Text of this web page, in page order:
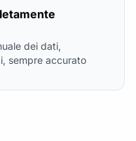
dei dati,
sempre accurato